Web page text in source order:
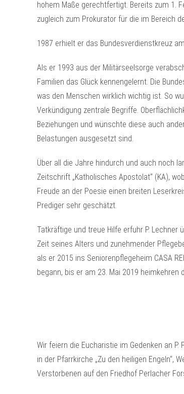
hohem Maße gerechtfertigt. Bereits zum 1.
zugleich zum Prokurator für die im Bereich
1987 erhielt er das Bundesverdienstkreuz
Als er 1993 aus der Militärseelsorge
Familien das Glück kennengelernt. Die
was den Menschen wirklich wichtig ist. So
Verkündigung zentrale Begriffe.
Beziehungen und wünschte diese auch
Belastungen ausgesetzt sind.
Über all die Jahre hindurch und auch noch
Zeitschrift „Katholisches Apostolat“ (KA),
Freude an der Poesie einen breiten
Prediger sehr geschätzt.
Tatkräftige und treue Hilfe erfuhr P. Lechner
Zeit seines Alters und zunehmender
als er 2015 ins Seniorenpflegeheim CASA
begann, bis er am 23. Mai 2019
Wir feiern die Eucharistie im Gedenken an P.
in der Pfarrkirche „Zu den heiligen Engeln“,
Verstorbenen auf den Friedhof Perlacher